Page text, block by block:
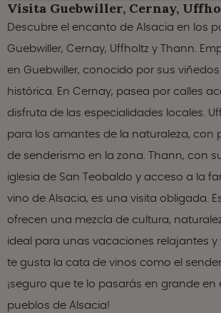
Visita Guebwiller, Cernay,
Descubre el encanto de Alsacia en los
Guebwiller, Cernay, Uffholtz y Thann.
en Guebwiller, conocido por sus
histórica. En Cernay, pasea por calles
disfruta de las especialidades locales.
para los amantes de la naturaleza, con
de senderismo en la zona. Thann, con
iglesia de San Teobaldo y acceso a la
vino de Alsacia, es una visita obligada.
ofrecen una mezcla de cultura,
ideal para unas vacaciones relajantes y
te gusta la cata de vinos como el
¡seguro que te lo pasarás en grande
pueblos de Alsacia!